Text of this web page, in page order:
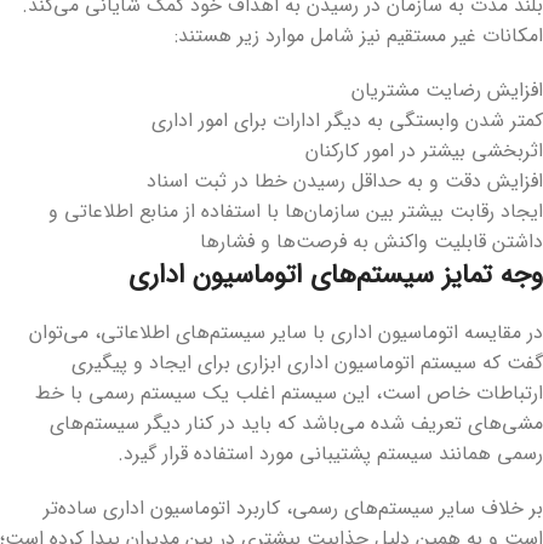
امکانات غیر مستقیم نیز شامل موارد زیر هستند:
افزایش رضایت مشتریان
کمتر شدن وابستگی به دیگر ادارات برای امور اداری
اثربخشی بیشتر در امور کارکنان
افزایش دقت و به حداقل رسیدن خطا در ثبت اسناد
ایجاد رقابت بیشتر بین سازمان‌ها با استفاده از منابع اطلاعاتی و
داشتن قابلیت واکنش به فرصت‌ها و فشارها
وجه تمایز سیستم‌های اتوماسیون اداری
در مقایسه اتوماسیون اداری با سایر سیستم‌های اطلاعاتی، می‌توان
گفت که سیستم اتوماسیون اداری ابزاری برای ایجاد و پیگیری
ارتباطات خاص است، این سیستم اغلب یک سیستم رسمی با خط
مشی‌های تعریف شده می‌باشد که باید در کنار دیگر سیستم‌های
رسمی همانند سیستم پشتیبانی مورد استفاده قرار گیرد.
بر خلاف سایر سیستم‌های رسمی، کاربرد اتوماسیون اداری ساده‌تر